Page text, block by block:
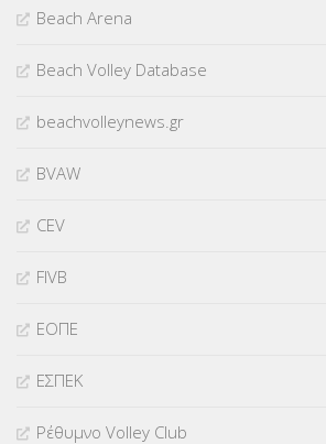
Beach Arena
Beach Volley Database
beachvolleynews.gr
BVAW
CEV
FIVB
ΕΟΠΕ
ΕΣΠΕΚ
Ρέθυμνο Volley Club